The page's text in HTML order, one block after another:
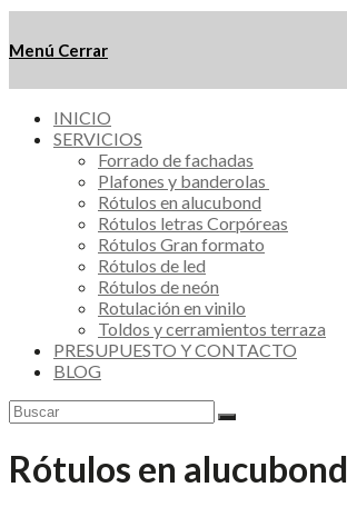
Menú Cerrar
INICIO
SERVICIOS
Forrado de fachadas
Plafones y banderolas
Rótulos en alucubond
Rótulos letras Corpóreas
Rótulos Gran formato
Rótulos de led
Rótulos de neón
Rotulación en vinilo
Toldos y cerramientos terraza
PRESUPUESTO Y CONTACTO
BLOG
Rótulos en alucubond